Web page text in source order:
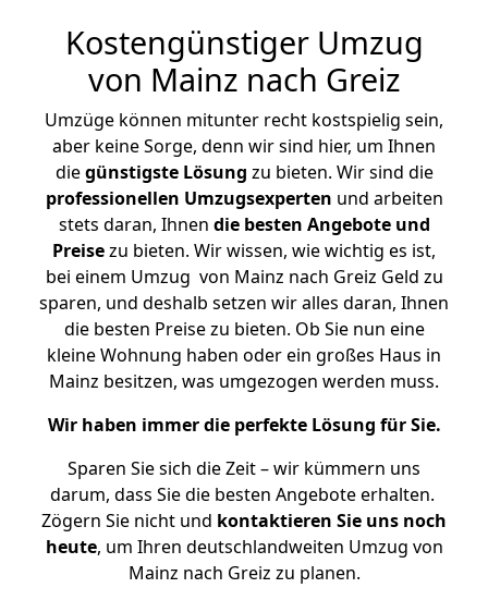
Kostengünstiger Umzug
von Mainz nach Greiz
Umzüge können mitunter recht kostspielig sein,
aber keine Sorge, denn wir sind hier, um Ihnen
diegünstigste Lösung zu bieten. Wir sind die
professionellen Umzugsexperten und arbeiten
stets daran, Ihnen die besten Angebote und
Preisezu bieten. Wir wissen, wie wichtig es ist,
bei einem Umzug von Mainz nach Greiz Geld zu
sparen, und deshalb setzen wir alles daran, Ihnen
die besten Preise zu bieten. Ob Sie nun eine
kleine Wohnung haben oder ein großes Haus in
Mainz besitzen, was umgezogen werden muss.
Wir haben immer die perfekte Lösung für Sie.
Sparen Sie sich die Zeit – wir kümmern uns
darum, dass Sie die besten Angebote erhalten.
Zögern Sie nicht und kontaktieren Sie uns noch
heute, um Ihren deutschlandweiten Umzug von
Mainz nach Greiz zu planen.